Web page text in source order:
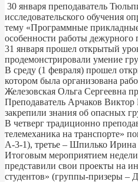
30 января преподаватель
исследовательского обучения
тему «Программные
особенности работы
31 января прошел открытый
продемонстрировали умение
В среду (1 февраля) прошел
котором была организована
Железовская Ольга Сергеевна
Преподаватель Арчаков
закрепили знания об опасных
В четверг традиционно
телемеханика на транспорте»
А-3-1), третье – Шпилько
Итоговым мероприятием недели
представили свои проекты на
студентов» (группы-призеры